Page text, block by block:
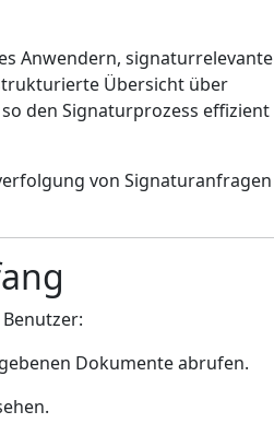
Anwendern, signaturrelevante
Übersicht über
den Signaturprozess effizient
von Signaturanfragen
Dokumente abrufen.